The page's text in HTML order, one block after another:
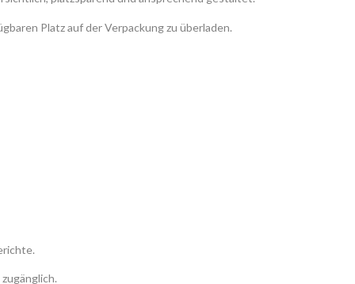
Platz auf der Verpackung zu überladen.